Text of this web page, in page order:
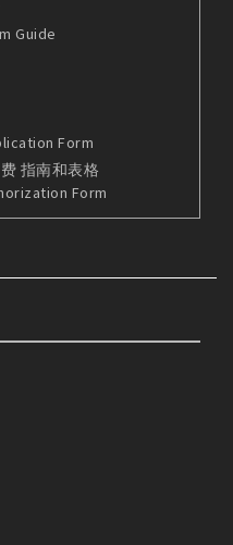
Guide
Form
指南和表格
Form